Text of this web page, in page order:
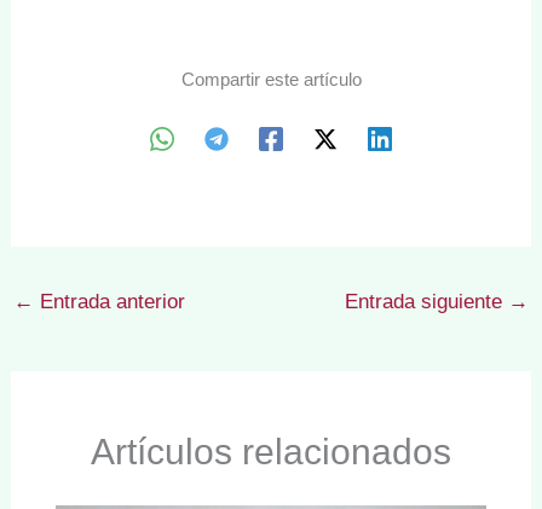
Compartir este artículo
← Entrada anterior Entrada siguiente →
Artículos relacionados